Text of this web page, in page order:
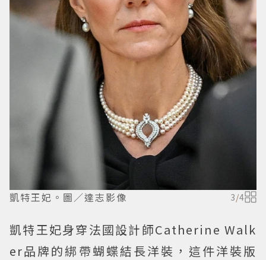
凱特王妃。圖／達志影像 3/4
凱特王妃身穿法國設計師Catherine Walk
er品牌的綁帶蝴蝶結長洋裝，這件洋裝版